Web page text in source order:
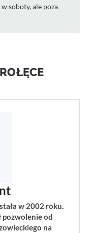
soboty, ale poza
w 2002 roku.
pozwolenie od
na